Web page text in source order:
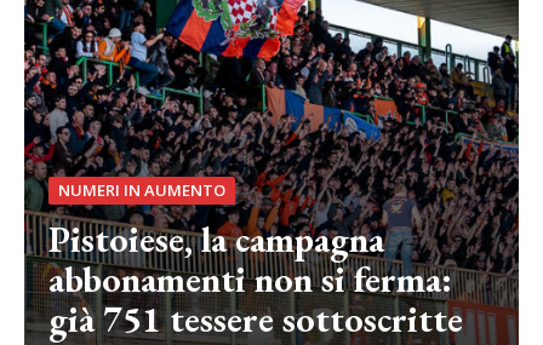
NUMERI IN AUMENTO
Pistoiese, la campagna
abbonamenti non si ferma:
già 751 tessere sottoscritte